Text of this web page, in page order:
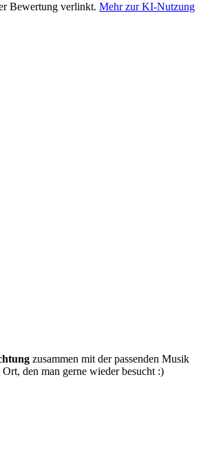
Bewertung verlinkt. Mehr zur KI-Nutzung
zusammen mit der passenden Musik
den man gerne wieder besucht :)